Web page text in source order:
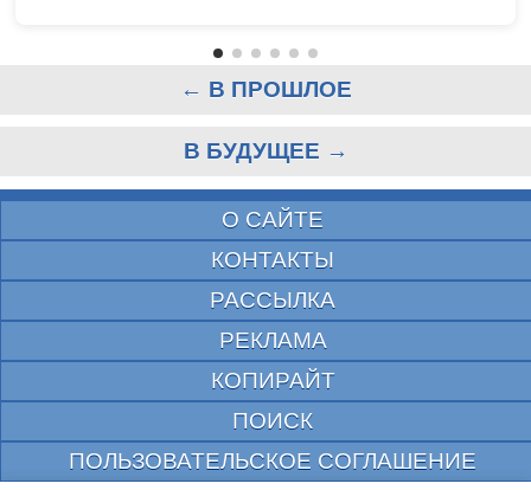
← В ПРОШЛОЕ
В БУДУЩЕЕ →
О САЙТЕ
КОНТАКТЫ
РАССЫЛКА
РЕКЛАМА
КОПИРАЙТ
ПОИСК
ПОЛЬЗОВАТЕЛЬСКОЕ СОГЛАШЕНИЕ